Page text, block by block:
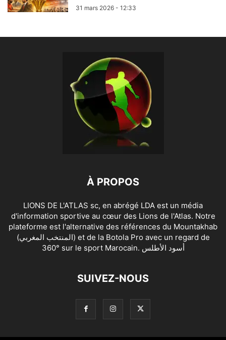
31 mars 2026 - 12:33
À PROPOS
LIONS DE L'ATLAS sc, en abrégé LDA est un média
d'information sportive au cœur des Lions de l'Atlas. Notre
plateforme est l'alternative des références du Mountakhab
(المنتخب المغربي) et de la Botola Pro avec un regard de
360° sur le sport Marocain. أسود الأطلس
SUIVEZ-NOUS